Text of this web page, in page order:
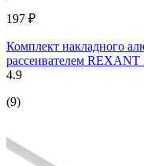
197 ₽
Комплект накладного
рассеивателем
4.9
(9)